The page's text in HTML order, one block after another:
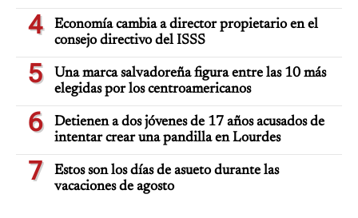
4
Economía cambia a director propietario en el
consejo directivo del ISSS
5
Una marca salvadoreña figura entre las 10 más
elegidas por los centroamericanos
6
Detienen a dos jóvenes de 17 años acusados de
intentar crear una pandilla en Lourdes
7
Estos son los días de asueto durante las
vacaciones de agosto